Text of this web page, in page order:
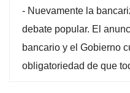
- Nuevamente la
debate popular. El
bancario y el Gobierno
obligatoriedad de que